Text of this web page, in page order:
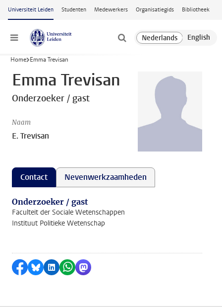
Ga naar hoofdinhoud
Universiteit Leiden Studenten Medewerkers Organisatiegids Bibliotheek
Menu
Home Emma Trevisan
Emma Trevisan
Onderzoeker / gast
Naam
E. Trevisan
Contact Nevenwerkzaamheden
Onderzoeker / gast
Faculteit der Sociale Wetenschappen
Instituut Politieke Wetenschap
Delen op Facebook
Delen via Bluesky
Delen op LinkedIn
Delen via WhatsApp
Delen via Mastodon